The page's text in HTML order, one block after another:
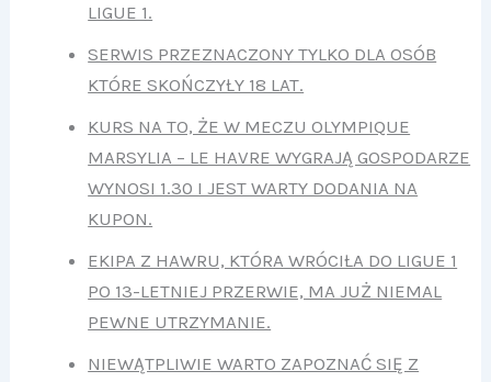
LIGUE 1.
SERWIS PRZEZNACZONY TYLKO DLA OSÓB
KTÓRE SKOŃCZYŁY 18 LAT.
KURS NA TO, ŻE W MECZU OLYMPIQUE
MARSYLIA – LE HAVRE WYGRAJĄ GOSPODARZE
WYNOSI 1.30 I JEST WARTY DODANIA NA
KUPON.
EKIPA Z HAWRU, KTÓRA WRÓCIŁA DO LIGUE 1
PO 13-LETNIEJ PRZERWIE, MA JUŻ NIEMAL
PEWNE UTRZYMANIE.
NIEWĄTPLIWIE WARTO ZAPOZNAĆ SIĘ Z